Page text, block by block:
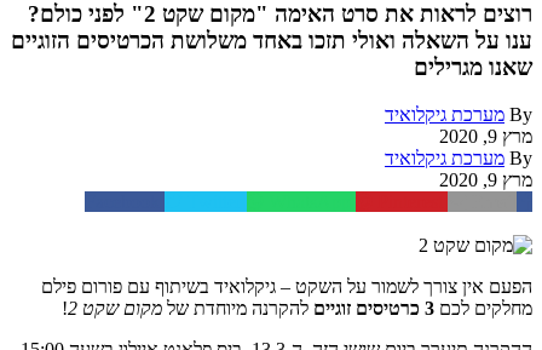
רוצים לראות את סרט האימה "מקום שקט 2" לפני כולם?
ענו על השאלה ואולי תזכו באחד משלושת הכרטיסים הזוגיים
שאנו מגרילים
By מערכת גיקלואיד
מרץ 9, 2020
By מערכת גיקלואיד
מרץ 9, 2020
הפעם אין צורך לשמור על השקט – גיקלואיד בשיתוף עם פורום פילם
מחלקים לכם 3 כרטיסים זוגיים להקרנה מיוחדת של מקום שקט 2
!